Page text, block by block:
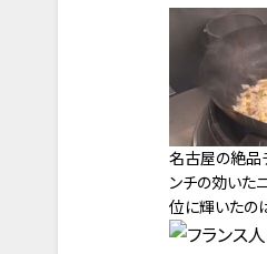
名古屋の絶品
ンチの効いた
位に輝いたの